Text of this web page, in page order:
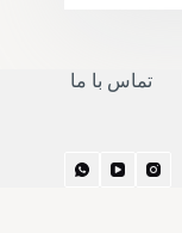
تماس با ما